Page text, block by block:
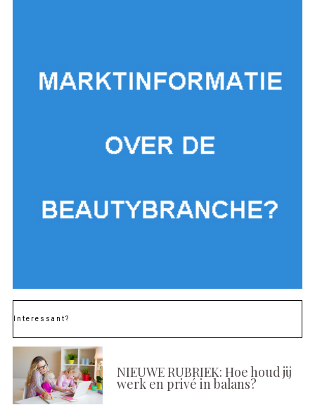
Interessant?
NIEUWE RUBRIEK: Hoe houd jij
werk en privé in balans?